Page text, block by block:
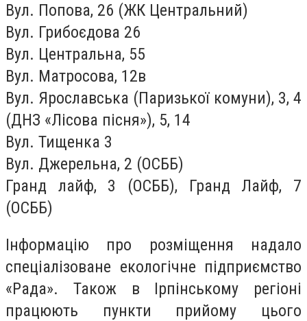
Вул. Попова, 26 (ЖК Центральний)
Вул. Грибоєдова 26
Вул. Центральна, 55
Вул. Матросова, 12в
Вул. Ярославська (Паризької комуни), 3, 4
(ДНЗ «Лісова пісня»), 5, 14
Вул. Тищенка 3
Вул. Джерельна, 2 (ОСББ)
Гранд лайф, 3 (ОСББ), Гранд Лайф, 7
(ОСББ)
Інформацію про розміщення надало
спеціалізоване екологічне підприємство
«Рада». Також в Ірпінському регіоні
працюють пункти прийому цього